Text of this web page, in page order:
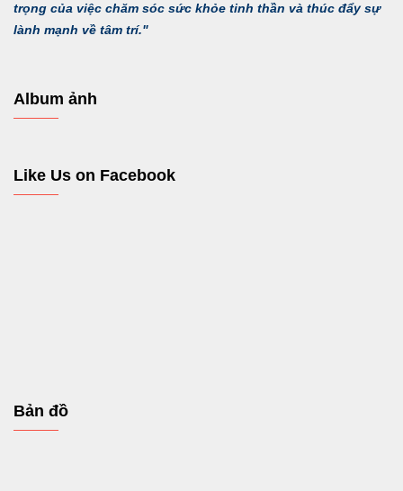
trọng của việc chăm sóc sức khỏe tinh thần và thúc đẩy sự
lành mạnh về tâm trí."
Album ảnh
Like Us on Facebook
Bản đồ